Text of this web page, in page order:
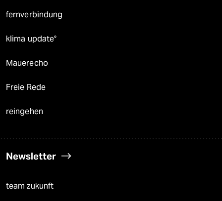
fernverbindung
klima update°
Mauerecho
Freie Rede
reingehen
Newsletter
team zukunft